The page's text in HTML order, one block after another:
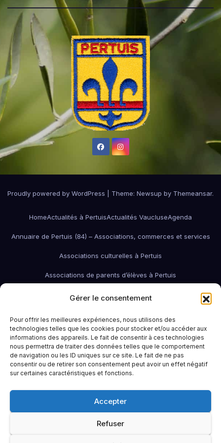
Gérer le consentement
Pour offrir les meilleures expériences, nous utilisons des
technologies telles que les cookies pour stocker et/ou accéder aux
informations des appareils. Le fait de consentir à ces technologies
nous permettra de traiter des données telles que le comportement
de navigation ou les ID uniques sur ce site. Le fait de ne pas
consentir ou de retirer son consentement peut avoir un effet négatif
sur certaines caractéristiques et fonctions.
Accepter
Refuser
Proudly powered by WordPress Theme: Newsup by Themeansar.
HomeActualités à PertuisActualités VaucluseAgenda
Annuaire de Pertuis (84) – Associations, commerces et services
Associations culturelles à Pertuis
Associations de parents d’élèves à Pertuis
Associations de quartier à Pertuis
associations économiques Pertuis
Associations humanitaires et sociales Associations patriotiques
Associations petite enfanceAssociations sportives de Pertuis
Bars à Pertuis: où sortir et boire un verreContactEmploi
Portail famille Pertuis